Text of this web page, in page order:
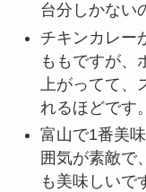
台分しかない
チキンカレー
ももですが、
上がってて
れるほどです。
富山で1番美
囲気が素敵で
も美味しいで